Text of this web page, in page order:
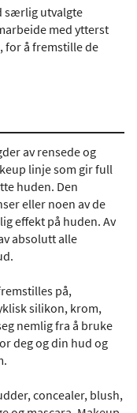
særlig utvalgte
med ytterst
for å fremstille de
av rensede og
linje som gir full
huden. Den
eller noen av de
effekt på huden. Av
absolutt alle
på,
silikon, krom,
nemlig fra å bruke
deg og din hud og
concealer, blush,